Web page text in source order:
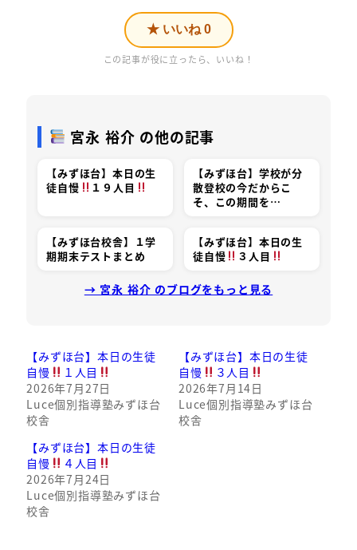
★ いいね 0
この記事が役に立ったら、いいね！
宮永 裕介 の他の記事
【みずほ台】本日の生
徒自慢
１９人目
【みずほ台】学校が分
散登校の今だからこ
そ、この期間を…
【みずほ台校舎】１学
期期末テストまとめ
【みずほ台】本日の生
徒自慢
３人目
→ 宮永 裕介 のブログをもっと見る
【みずほ台】本日の生徒
自慢
１人目
2026年7月27日
Luce個別指導塾みずほ台
校舎
【みずほ台】本日の生徒
自慢
３人目
2026年7月14日
Luce個別指導塾みずほ台
校舎
【みずほ台】本日の生徒
自慢
４人目
2026年7月24日
Luce個別指導塾みずほ台
校舎